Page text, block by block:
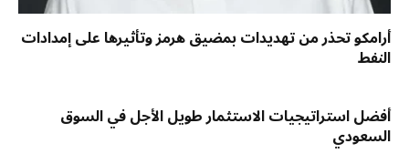
أرامكو تحذر من تهديدات بمضيق هرمز وتأثيرها على إمدادات
النفط
أفضل استراتيجيات الاستثمار طويل الأجل في السوق
السعودي